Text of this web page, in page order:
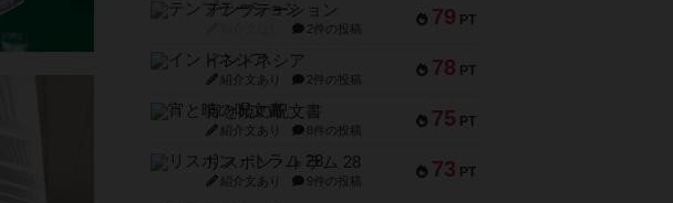
79 PT
テンプテーション
2件の投稿
78 PT
インドネシア
紹介文あり 2件の投稿
75 PT
宵と暁の呪文書
紹介文あり 8件の投稿
73 PT
リスボン・トラム 28
紹介文あり 9件の投稿